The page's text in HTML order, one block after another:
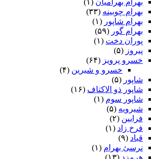
بهرام بهرامیان‏ (۱)
بهرام چوبینه (۳۳)
بهرام شاپور (۱)
بهرام گور (۵۹)
پوران دخت (۱)
پیروز (۵)
خسرو پرویز (۶۴)
خسرو و شیرین (۴)
شاپور (۵)
شاپور ذو الاکتاف (۱۶)
شاپور سوم‏ (۱)
شیرویه (۵)
فرایین (۲)
فرخ زاد (۱)
قباد (۹)
نرسئ بهرام‏ (۱)